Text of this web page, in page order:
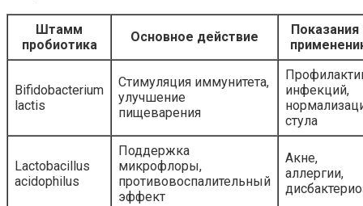
Штамм
пробиотика
Основное действие
Показания
Bifidobacterium
lactis
Стимуляция иммунитета,
улучшение
пищеварения
инфекций,
стула
Lactobacillus
acidophilus
Поддержка
микрофлоры,
противовоспалительный
эффект
Акне,
аллергии,